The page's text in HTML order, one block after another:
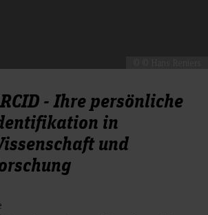
- Ihre persönliche
in
und